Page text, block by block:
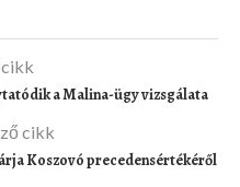
a Malina-ügy vizsgálata
cikk
Koszovó precedensértékéről